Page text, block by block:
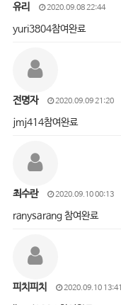
유리 2020.09.08 22:44
yuri3804참여완료
전명자 2020.09.09 21:20
jmj414참여완료
최수란 2020.09.10 00:13
ranysarang 참여완료
피치피치 2020.09.10 13:41